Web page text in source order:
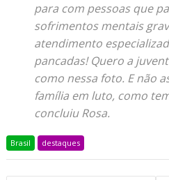
para com pessoas que
sofrimentos mentais
atendimento
pancadas! Quero a
como nessa foto. E não
família em luto, como
concluiu Rosa.
Brasil destaques